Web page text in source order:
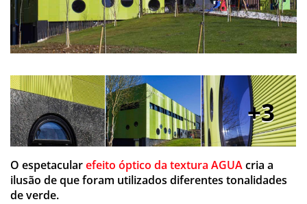
3
O espetacularefeito óptico da textura AGUAcria a
ilusão de que foram utilizados diferentes tonalidades
de verde.